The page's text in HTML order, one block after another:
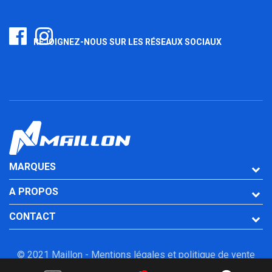
REJOIGNEZ-NOUS SUR LES RÉSEAUX SOCIAUX
MARQUES
A PROPOS
CONTACT
© 2021 Maillon - Mentions légales et politique de vente